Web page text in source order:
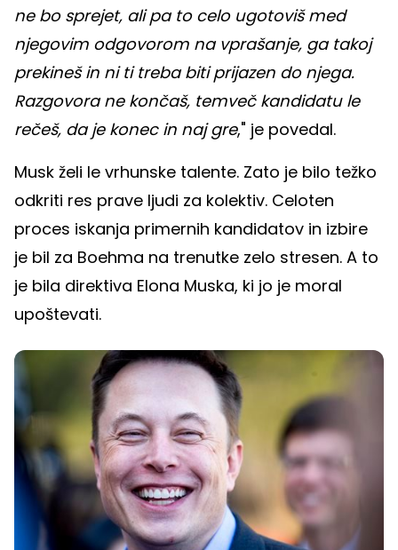
ne bo sprejet, ali pa to celo ugotoviš med
njegovim odgovorom na vprašanje, ga takoj
prekineš in ni ti treba biti prijazen do njega.
Razgovora ne končaš, temveč kandidatu le
rečeš, da je konec in naj gre," je povedal.
Musk želi le vrhunske talente. Zato je bilo težko
odkriti res prave ljudi za kolektiv. Celoten
proces iskanja primernih kandidatov in izbire
je bil za Boehma na trenutke zelo stresen. A to
je bila direktiva Elona Muska, ki jo je moral
upoštevati.